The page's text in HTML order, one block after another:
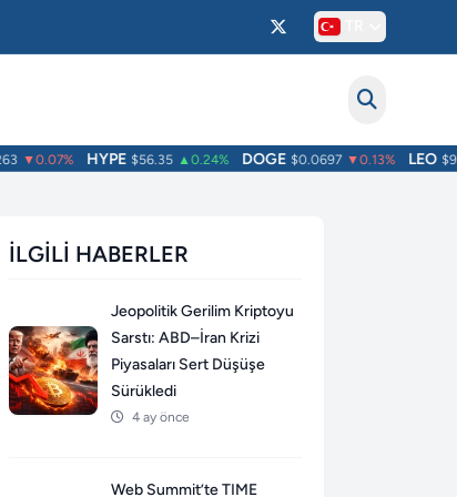
▼0.07% HYPE $56.35 ▲0.24% DOGE $0.0697 ▼0.13% LEO $9.75
İLGILI HABERLER
Jeopolitik Gerilim Kriptoyu
Sarstı: ABD–İran Krizi
Piyasaları Sert Düşüşe
Sürükledi
4 ay önce
Web Summit’te TIME